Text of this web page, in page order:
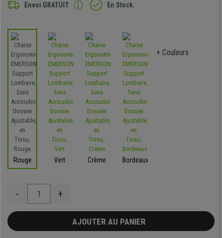
Envoi GRATUIT En Stock.
Rouge Vert Crème Bordeaux
+ Couleurs
- +
AJOUTER AU PANIER